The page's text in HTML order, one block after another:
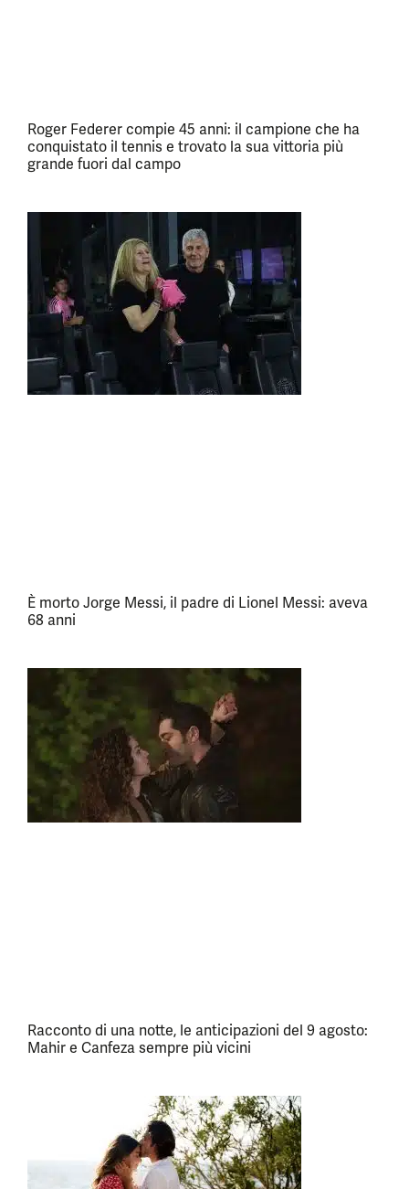
Roger Federer compie 45 anni: il campione che ha
conquistato il tennis e trovato la sua vittoria più
grande fuori dal campo
È morto Jorge Messi, il padre di Lionel Messi: aveva
68 anni
Racconto di una notte, le anticipazioni del 9 agosto:
Mahir e Canfeza sempre più vicini